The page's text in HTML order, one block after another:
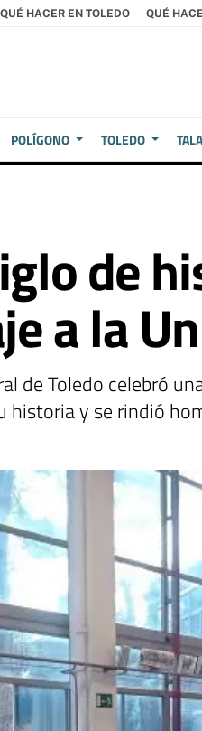
QUÉ HACER EN TOLEDO QUÉ
POLÍGONO TOLEDO
de
a la
de Toledo celebró
historia y se rindió